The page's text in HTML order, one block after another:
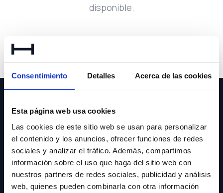
Consentimiento Detalles Acerca de las cookies
Esta página web usa cookies
Las cookies de este sitio web se usan para personalizar
el contenido y los anuncios, ofrecer funciones de redes
sociales y analizar el tráfico. Además, compartimos
información sobre el uso que haga del sitio web con
nuestros partners de redes sociales, publicidad y análisis
web, quienes pueden combinarla con otra información
disponible.
NEWSLETTER
Suscríbete y recibe las últimas novedades y ofertas.